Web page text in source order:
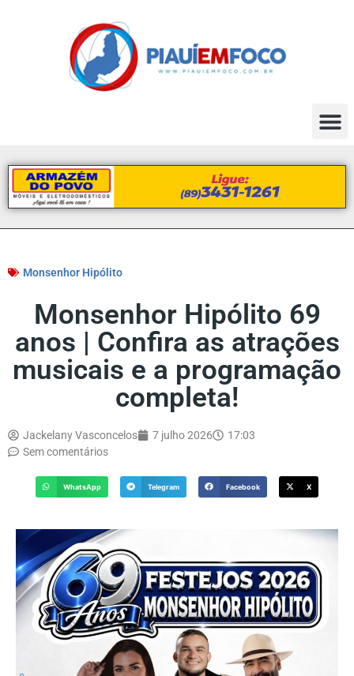
Monsenhor Hipólito
Monsenhor Hipólito 69
anos | Confira as atrações
musicais e a programação
completa!
Jackelany Vasconcelos 7 julho 2026
17:03
Sem comentários
WhatsApp Telegram Facebook X